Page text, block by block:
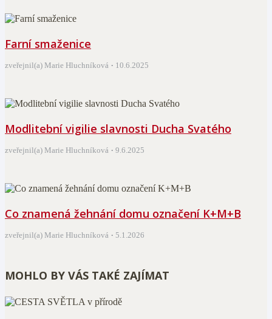
Farní smaženice
zveřejnil(a) Marie Hluchníková 10.6.2025
Modlitební vigilie slavnosti Ducha Svatého
zveřejnil(a) Marie Hluchníková 9.6.2025
Co znamená žehnání domu označení K+M+B
zveřejnil(a) Marie Hluchníková 5.1.2026
MOHLO BY VÁS TAKÉ ZAJÍMAT